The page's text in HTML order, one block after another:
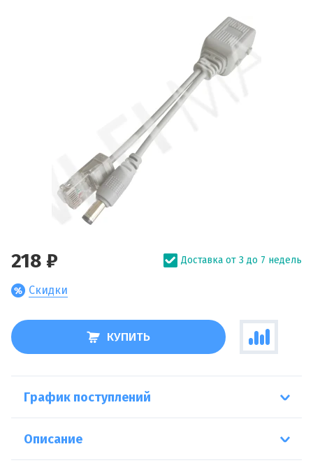
218 ₽
Скидки
Доставка от 3 до 7 недель
КУПИТЬ
График поступлений
Описание